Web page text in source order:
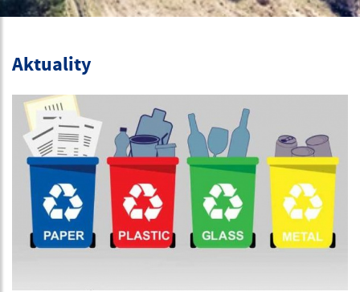
Aktuality